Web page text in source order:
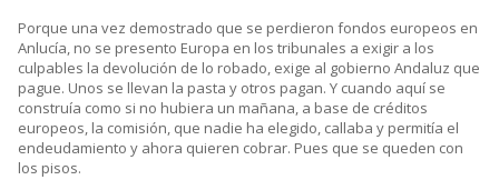
Porque una vez demostrado que se perdieron fondos europeos en
Anlucía, no se presento Europa en los tribunales a exigir a los
culpables la devolución de lo robado, exige al gobierno Andaluz que
pague. Unos se llevan la pasta y otros pagan. Y cuando aquí se
construía como si no hubiera un mañana, a base de créditos
europeos, la comisión, que nadie ha elegido, callaba y permitía el
endeudamiento y ahora quieren cobrar. Pues que se queden con
los pisos.